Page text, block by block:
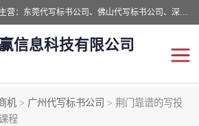
广州中赢信息科技有限公司主营：东莞代写标书公司、佛山代写标书公司、深圳代写标书公司等,食品类标书、工程类类标书,经验丰富的标书制作团队,24小时加急服务,多对一服务。
信息科技有限公司
机 > 广州代写标书公司 > 荆门靠谱的写投
程